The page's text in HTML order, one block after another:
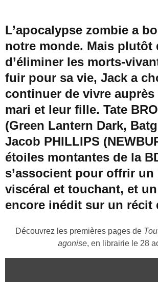
L’apocalypse zombie a
notre monde. Mais plutôt
d’éliminer les morts-
fuir pour sa vie, Jack a
continuer de vivre auprès
mari et leur fille. Tate
(Green Lantern Dark,
Jacob PHILLIPS
étoiles montantes de la
s’associent pour offrir un
viscéral et touchant, et
encore inédit sur un récit
Découvrez les premières pages de
agonise, en librairie le 28